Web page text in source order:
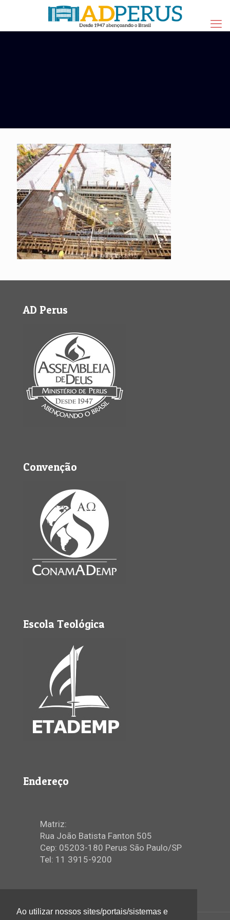
AD Perus
Convenção
Escola Teológica
Endereço
Matriz:
Rua João Batista Fanton 505
Cep: 05203-180 Perus São Paulo/SP
Tel: 11 3915-9200
Ao utilizar nossos sites/portais/sistemas e